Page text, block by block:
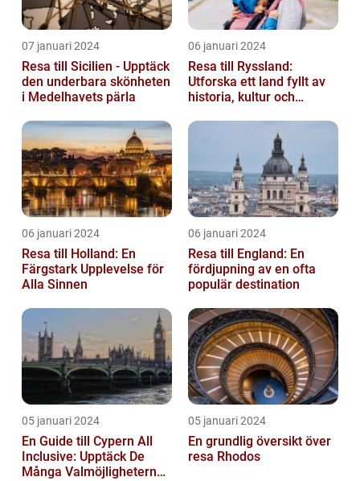
07 januari 2024
Resa till Sicilien - Upptäck
den underbara skönheten
i Medelhavets pärla
06 januari 2024
Resa till Ryssland:
Utforska ett land fyllt av
historia, kultur och
06 januari 2024
Resa till Holland: En
Färgstark Upplevelse för
Alla Sinnen
06 januari 2024
Resa till England: En
fördjupning av en ofta
populär destination
05 januari 2024
En Guide till Cypern All
Inclusive: Upptäck De
Många Valmöjligheterna
05 januari 2024
En grundlig översikt över
resa Rhodos